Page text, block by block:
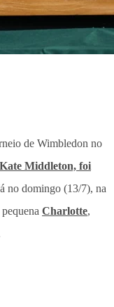
de Wimbledon no
Middleton, foi
no domingo (13/7), na
Charlotte,